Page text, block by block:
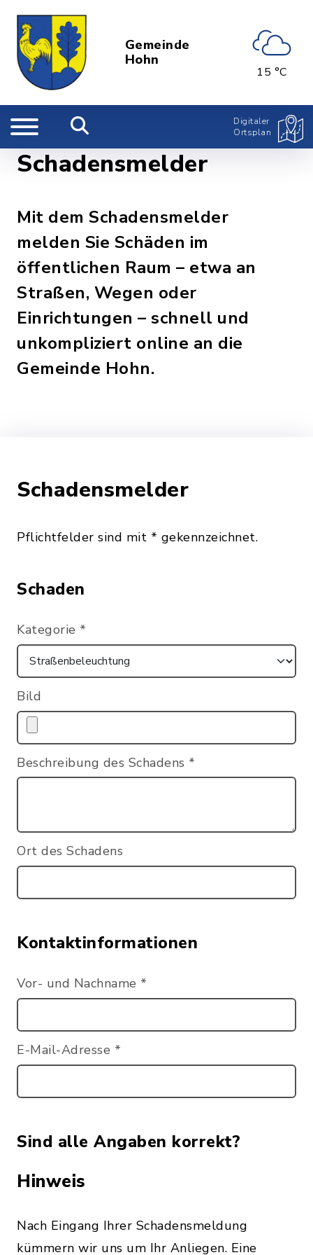
Gemeinde
Hohn
15 °C
Digitaler
Ortsplan
Schadensmelder
Mit dem Schadensmelder
melden Sie Schäden im
öffentlichen Raum – etwa an
Straßen, Wegen oder
Einrichtungen – schnell und
unkompliziert online an die
Gemeinde Hohn.
Schadensmelder
Pflichtfelder sind mit * gekennzeichnet.
Schaden
Kategorie *
Bild
Beschreibung des Schadens *
Ort des Schadens
Kontaktinformationen
Vor- und Nachname *
E-Mail-Adresse *
Sind alle Angaben korrekt?
Hinweis
Nach Eingang Ihrer Schadensmeldung
kümmern wir uns um Ihr Anliegen. Eine